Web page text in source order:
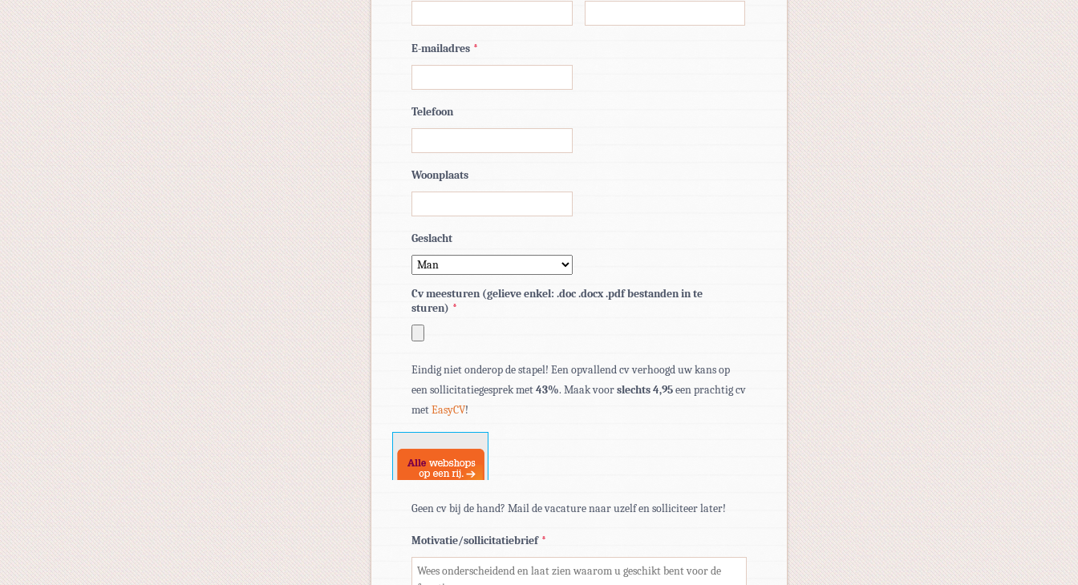
E-mailadres *
Telefoon
Woonplaats
Geslacht
Cv meesturen (gelieve enkel: .doc .docx .pdf bestanden in te
sturen) *
pdf,
doc,
Eindig niet onderop de stapel! Een opvallend cv verhoogd uw kans op
een sollicitatiegesprek met43%. Maak voorslechts 4,95een prachtig cv
metEasyCV!
Geen cv bij de hand? Mail de vacature naar uzelf en solliciteer later!
Motivatie/sollicitatiebrief *